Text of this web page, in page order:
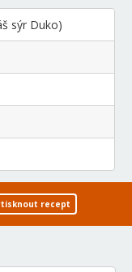
sýr Duko)
recept